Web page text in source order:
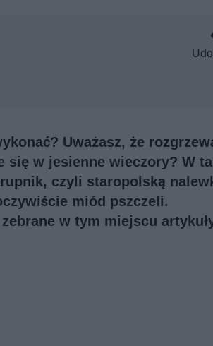
Uważasz, że
się w jesienne wieczory? W
czyli staropolską
miód pszczeli.
zebrane w tym miejscu